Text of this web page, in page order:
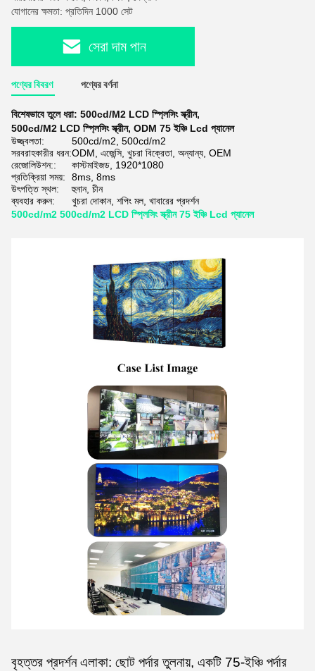
যোগানের ক্ষমতা: প্রতিদিন 1000 সেট
সেরা দাম পান
পণ্যের বিবরণ পণ্যের বর্ণনা
বিশেষভাবে তুলে ধরা: 500cd/M2 LCD স্প্লিসিং স্ক্রীন,
500cd/M2 LCD স্প্লিসিং স্ক্রীন, ODM 75 ইঞ্চি Lcd প্যানেল
উজ্জ্বলতা:
500cd/m2, 500cd/m2
সরবরাহকারীর ধরন:ODM, এজেন্সি, খুচরা বিক্রেতা, অন্যান্য, OEM
রেজোলিউশন::
কাস্টমাইজড, 1920*1080
প্রতিক্রিয়া সময়:
8ms, 8ms
উৎপত্তি স্থল:
হুনান, চীন
ব্যবহার করুন:
খুচরা দোকান, শপিং মল, খাবারের প্রদর্শন
500cd/m2 500cd/m2 LCD স্প্লিসিং স্ক্রীন 75 ইঞ্চি Lcd প্যানেল
বৃহত্তর প্রদর্শন এলাকা: ছোট পর্দার তুলনায়, একটি 75-ইঞ্চি পর্দার